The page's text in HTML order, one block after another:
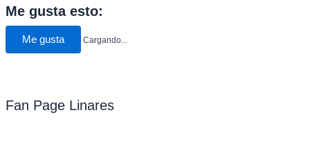
Me gusta esto:
Me gusta Cargando...
Fan Page Linares